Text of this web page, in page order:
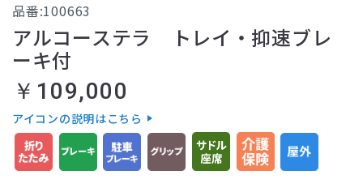
品番:100663
アルコーステラ トレイ・抑速ブレ
ーキ付
￥109,000
アイコンの説明はこちら